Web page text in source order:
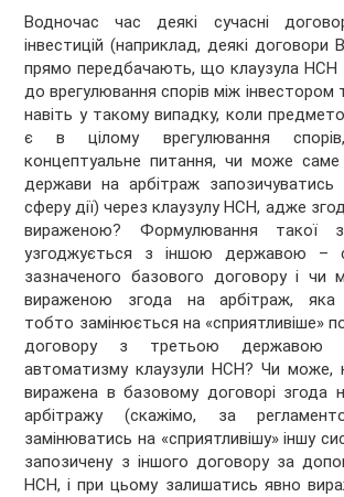
Водночас час деякі сучасні
інвестицій (наприклад, деякі договори
прямо передбачають, що клаузула НСН
до врегулювання спорів між
навіть у такому випадку, коли
є в цілому врегулювання
концептуальне питання, чи може
держави на арбітраж запозичуватись
сферу дії) через клаузулу НСН, адже
вираженою? Формулювання такої
узгоджується з іншою державою –
зазначеного базового договору і чи
вираженою згода на арбітраж, яка
тобто замінюється на «сприятливіше»
договору з третьою
автоматизму клаузули НСН? Чи може,
виражена в базовому договорі згода
арбітражу (скажімо, за
замінюватись на «сприятливішу» іншу
запозичену з іншого договору за
НСН, і при цьому залишатись явно